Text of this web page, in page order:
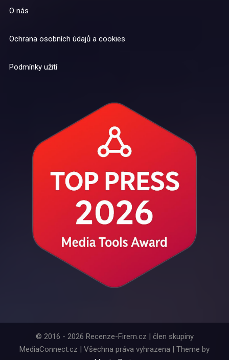
O nás
Ochrana osobních údajů a cookies
Podmínky užití
© 2016 - 2026 Recenze-Firem.cz | člen skupiny
MediaConnect.cz | Všechna práva vyhrazena | Theme by